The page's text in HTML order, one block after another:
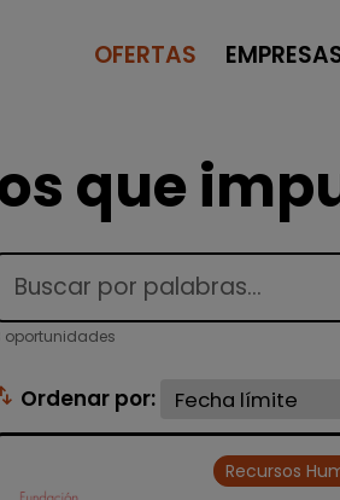
OFERTAS
que
oportunidades
Ordenar por:
Recursos